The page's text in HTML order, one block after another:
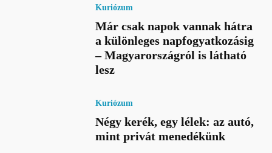
Kuriózum
Már csak napok vannak hátra
a különleges napfogyatkozásig
– Magyarországról is látható
lesz
Kuriózum
Négy kerék, egy lélek: az autó,
mint privát menedékünk